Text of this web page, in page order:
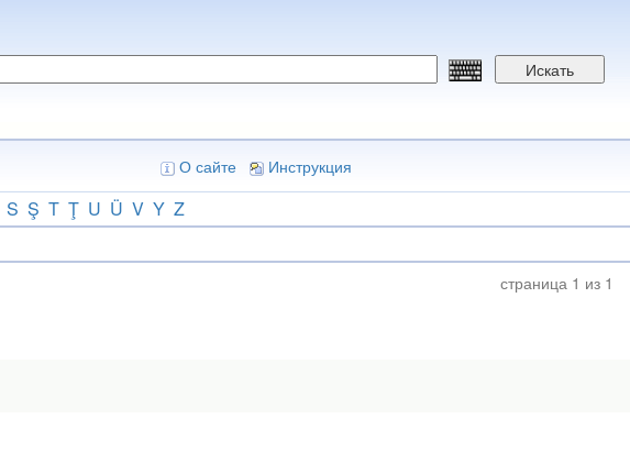
Искать
О сайте Инструкция
S Ş T Ţ U Ü V Y Z
страница 1 из 1